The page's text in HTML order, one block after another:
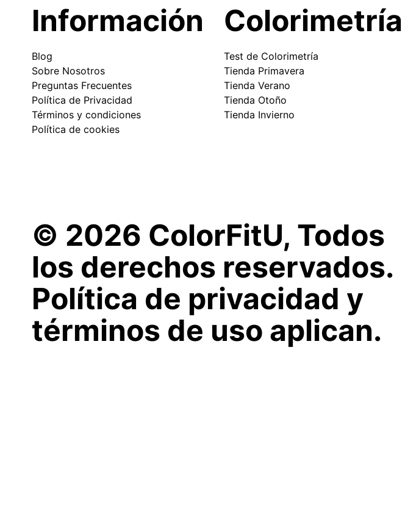
Información
Blog
Sobre Nosotros
Preguntas Frecuentes
Política de Privacidad
Términos y condiciones
Política de cookies
Colorimetría
Test de Colorimetría
Tienda Primavera
Tienda Verano
Tienda Otoño
Tienda Invierno
© 2026 ColorFitU, Todos
los derechos reservados.
Política de privacidad y
términos de uso aplican.